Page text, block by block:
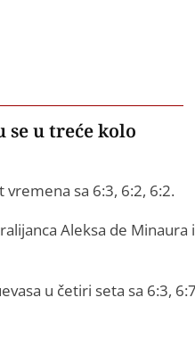
u treće kolo
sa 6:3, 6:2, 6:2.
Aleksa de Minaura i
u četiri seta sa 6:3,